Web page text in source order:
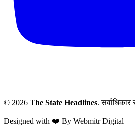
© 2026 The State Headlines. सर्वाधिकार
Designed with ❤️ By Webmitr Digital